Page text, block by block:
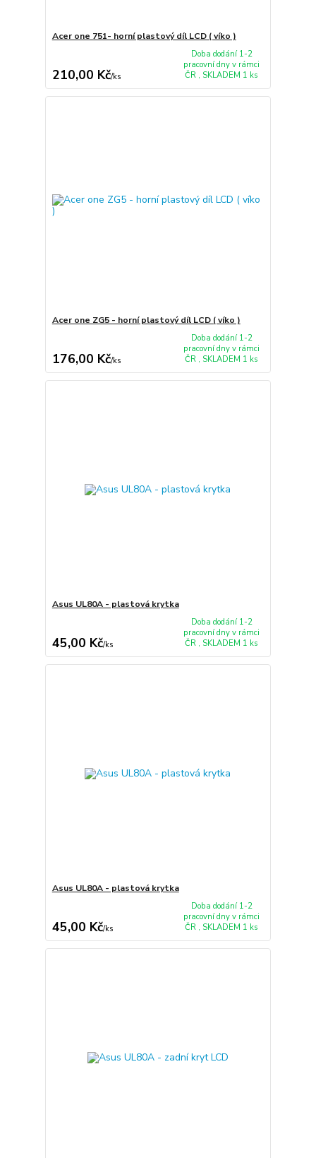
Acer one 751- horní plastový díl LCD ( víko )
210,00 Kč/ks
Doba dodání 1-2
pracovní dny v rámci
ČR , SKLADEM 1 ks
Acer one ZG5 - horní plastový díl LCD ( víko )
176,00 Kč/ks
Doba dodání 1-2
pracovní dny v rámci
ČR , SKLADEM 1 ks
Asus UL80A - plastová krytka
45,00 Kč/ks
Doba dodání 1-2
pracovní dny v rámci
ČR , SKLADEM 1 ks
Asus UL80A - plastová krytka
45,00 Kč/ks
Doba dodání 1-2
pracovní dny v rámci
ČR , SKLADEM 1 ks